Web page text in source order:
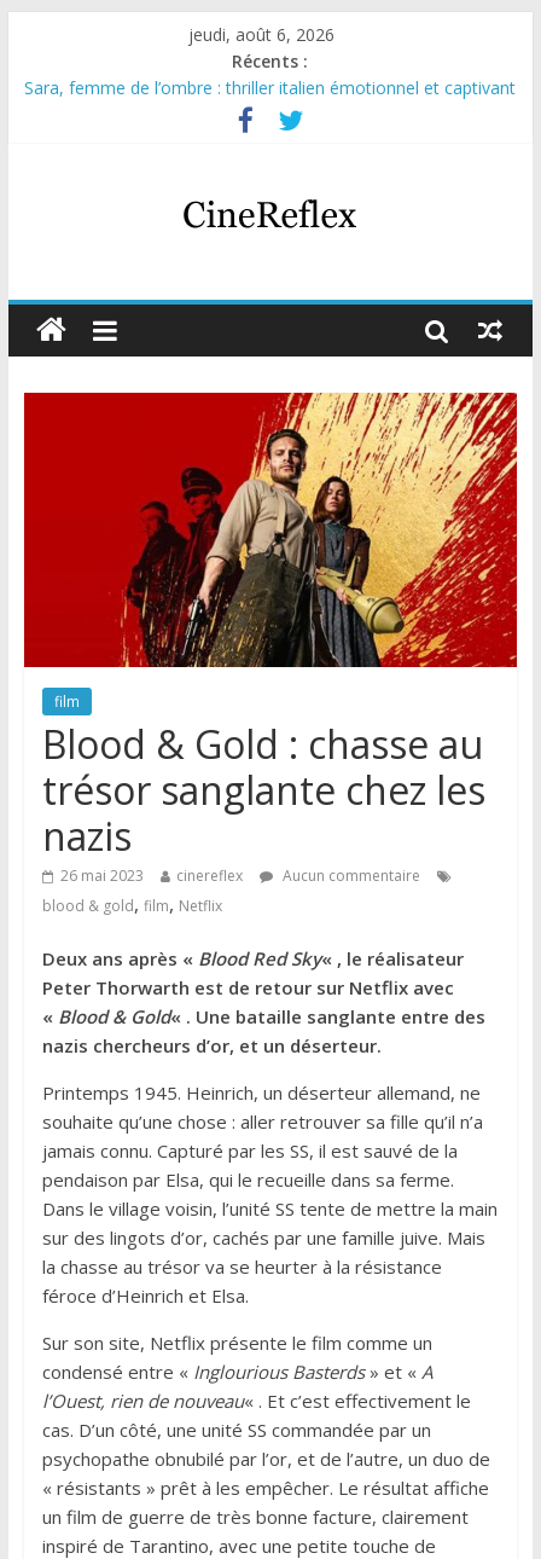
jeudi, août 6, 2026
Récents :
Sara, femme de l’ombre : thriller italien émotionnel et captivant
Journal d’une fille larguée : nouvelle série suédoise sur Netflix
Aema : mini-série sur le tournage d’un film érotique devenu
Glass Heart : excellente série musicale avec Takeru Satō
Olympo, saison 1 : nouvelle série qui séduira les fans de
film
Blood & Gold : chasse au
trésor sanglante chez les
nazis
26 mai 2023 cinereflex
Aucun commentaire
blood & gold, film, Netflix
Deux ans après « Blood Red Sky« , le réalisateur
Peter Thorwarth est de retour sur Netflix avec
« Blood & Gold« . Une bataille sanglante entre des
nazis chercheurs d’or, et un déserteur.
Printemps 1945. Heinrich, un déserteur allemand, ne
souhaite qu’une chose : aller retrouver sa fille qu’il n’a
jamais connu. Capturé par les SS, il est sauvé de la
pendaison par Elsa, qui le recueille dans sa ferme.
Dans le village voisin, l’unité SS tente de mettre la main
sur des lingots d’or, cachés par une famille juive. Mais
la chasse au trésor va se heurter à la résistance
féroce d’Heinrich et Elsa.
Sur son site, Netflix présente le film comme un
condensé entre « Inglourious Basterds» et « A
l’Ouest, rien de nouveau« . Et c’est effectivement le
cas. D’un côté, une unité SS commandée par un
psychopathe obnubilé par l’or, et de l’autre, un duo de
« résistants » prêt à les empêcher. Le résultat affiche
un film de guerre de très bonne facture, clairement
inspiré de Tarantino, avec une petite touche de